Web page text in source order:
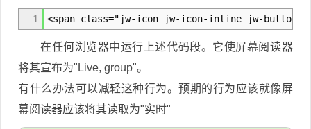
1 <span class="jw-icon jw-icon-inline jw-
在任何浏览器中运行上述代码段。它使屏幕阅读器
将其宣布为"Live, group"。
有什么办法可以减轻这种行为。预期的行为应该就像屏
幕阅读器应该将其读取为"实时"